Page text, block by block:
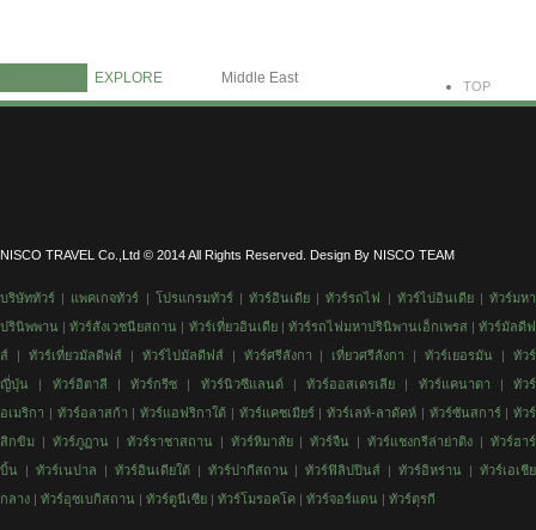
EXPLORE Middle East TOP
NISCO TRAVEL Co.,Ltd © 2014 All Rights Reserved. Design By NISCO TEAM
บริษัททัวร์ | แพคเกจทัวร์ | โปรแกรมทัวร์|ทัวร์อินเดีย |ทัวร์รถไฟ | ทัวร์ไปอินเดีย|ทัวร์มหา
ปรินิพพาน |ทัวร์สังเวชนียสถาน | ทัวร์เที่ยวอินเดีย| ทัวร์รถไฟมหาปรินิพานเอ็กเพรส | ทัวร์มัลดีฟ
ส์ | ทัวร์เที่ยวมัลดีฟส์ | ทัวร์ไปมัลดีฟส์ | ทัวร์ศรีลังกา | เที่ยวศรีลังกา |ทัวร์เยอรมัน |ทัวร์
ญี่ปุ่น | ทัวร์อิตาลี | ทัวร์กรีซ | ทัวร์นิวซีแลนด์| ทัวร์ออสเตรเลีย | ทัวร์แคนาดา | ทัวร์
อเมริกา | ทัวร์อลาสก้า | ทัวร์แอฟริกาใต้ | ทัวร์แคชเมียร์| ทัวร์เลห์-ลาดัคห์ | ทัวร์ซันสการ์| ทัวร์
สิกขิม | ทัวร์ภูฏาน | ทัวร์ราชาสถาน | ทัวร์หิมาลัย|ทัวร์จืน |ทัวร์แชงกรีล่าย่าติง |ทัวร์ฮาร์
บิ้น | ทัวร์เนปาล | ทัวร์อินเดียใต้| ทัวร์ปากีสถาน | ทัวร์ฟิลิปปินส์ |ทัวร์อิหร่าน | ทัวร์เอเชีย
กลาง | ทัวร์อุซเบกิสถาน | ทัวร์ตูนีเซีย | ทัวร์โมรอคโค | ทัวร์จอร์แดน | ทัวร์ตุรกี